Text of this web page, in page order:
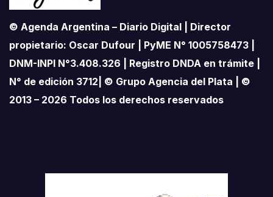
© Agenda Argentina – Diario Digital | Director
propietario: Oscar Dufour | PyME N° 1005758473 |
DNM-INPI N°3.408.326 | Registro DNDA en trámite |
N° de edición 3712| © Grupo Agencia del Plata | ©
2013 – 2026 Todos los derechos reservados